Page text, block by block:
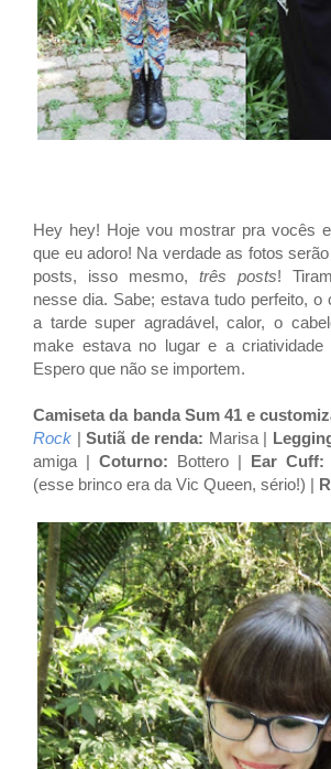
Hey hey! Hoje vou mostrar pra vocês
que eu adoro! Na verdade as fotos
posts, isso mesmo,três posts!
nesse dia. Sabe; estava tudo perfeito, o
a tarde super agradável, calor, o
make estava no lugar e a
Espero que não se importem.
Camiseta da banda Sum 41 e
Rock |Sutiã de renda: Marisa |
amiga |Coturno: Bottero | Ear
(esse brinco era da Vic Queen, sério!) |